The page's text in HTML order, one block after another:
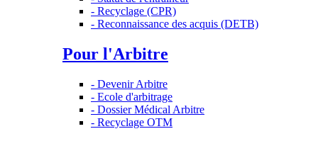
- Recyclage (CPR)
- Reconnaissance des acquis (DETB)
Pour l'Arbitre
- Devenir Arbitre
- Ecole d'arbitrage
- Dossier Médical Arbitre
- Recyclage OTM